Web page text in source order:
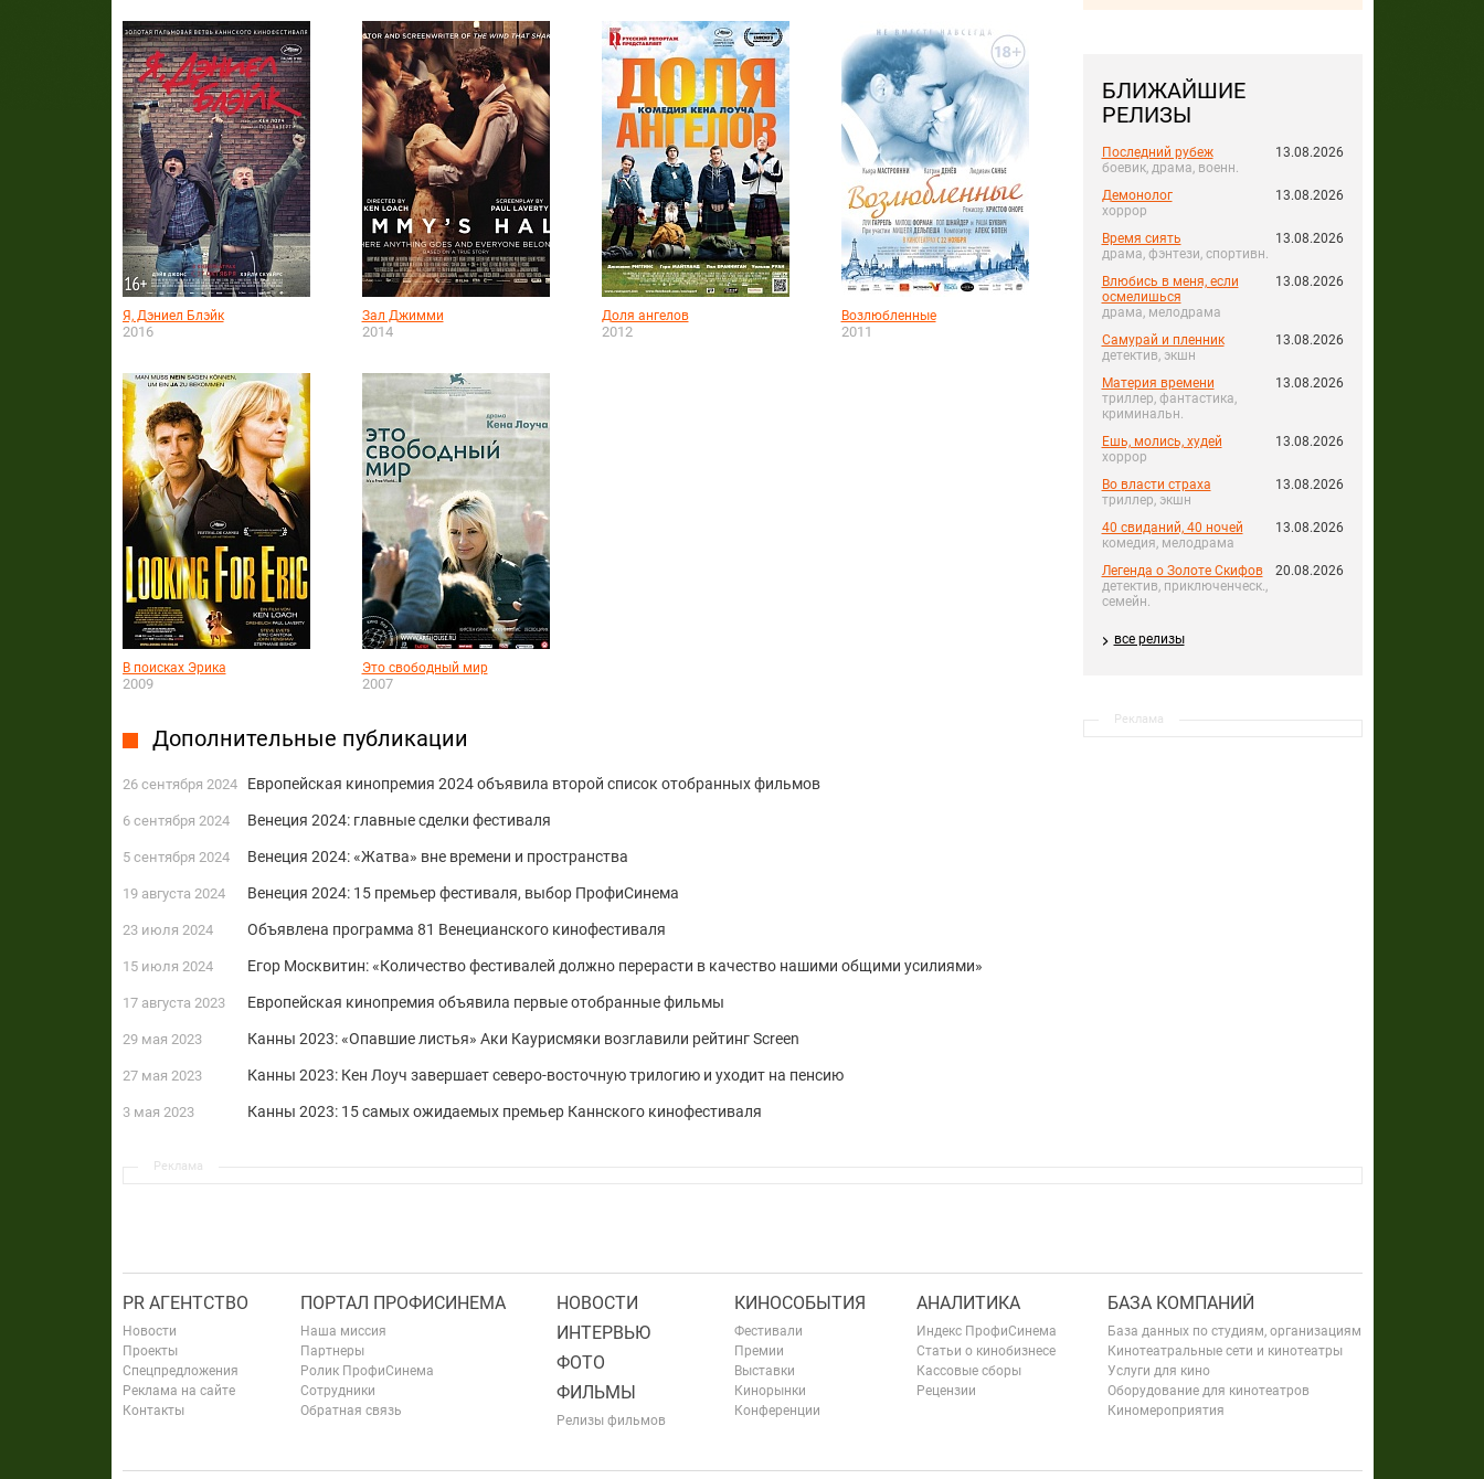
БЛИЖАЙШИЕ
РЕЛИЗЫ
Последний рубеж
боевик, драма, военн.
13.08.2026
Демонолог
хоррор
13.08.2026
Время сиять
драма, фэнтези, спортивн.
13.08.2026
Влюбись в меня, если
осмелишься
драма, мелодрама
13.08.2026
Самурай и пленник
детектив, экшн
13.08.2026
Материя времени
триллер, фантастика,
криминальн.
13.08.2026
Ешь, молись, худей
хоррор
13.08.2026
Во власти страха
триллер, экшн
13.08.2026
40 свиданий, 40 ночей
комедия, мелодрама
13.08.2026
Легенда о Золоте Скифов
детектив, приключенческ.,
семейн.
20.08.2026
все релизы
Реклама
Я, Дэниел Блэйк
2016
Зал Джимми
2014
Доля ангелов
2012
Возлюбленные
2011
В поисках Эрика
2009
Это свободный мир
2007
Дополнительные публикации
26 сентября 2024 Европейская кинопремия 2024 объявила второй список отобранных фильмов
6 сентября 2024 Венеция 2024: главные сделки фестиваля
5 сентября 2024 Венеция 2024: «Жатва» вне времени и пространства
19 августа 2024 Венеция 2024: 15 премьер фестиваля, выбор ПрофиСинема
23 июля 2024 Объявлена программа 81 Венецианского кинофестиваля
15 июля 2024 Егор Москвитин: «Количество фестивалей должно перерасти в качество нашими общими усилиями»
17 августа 2023 Европейская кинопремия объявила первые отобранные фильмы
29 мая 2023 Канны 2023: «Опавшие листья» Аки Каурисмяки возглавили рейтинг Screen
27 мая 2023 Канны 2023: Кен Лоуч завершает северо-восточную трилогию и уходит на пенсию
3 мая 2023 Канны 2023: 15 самых ожидаемых премьер Каннского кинофестиваля
Реклама
PR АГЕНТСТВО
Новости
Проекты
Спецпредложения
Реклама на сайте
Контакты
ПОРТАЛ ПРОФИСИНЕМА
Наша миссия
Партнеры
Ролик ПрофиСинема
Сотрудники
Обратная связь
НОВОСТИ
ИНТЕРВЬЮ
ФОТО
ФИЛЬМЫ
Релизы фильмов
КИНОСОБЫТИЯ
Фестивали
Премии
Выставки
Кинорынки
Конференции
АНАЛИТИКА
Индекс ПрофиСинема
Статьи о кинобизнесе
Кассовые сборы
Рецензии
БАЗА КОМПАНИЙ
База данных по студиям, организациям
Кинотеатральные сети и кинотеатры
Услуги для кино
Оборудование для кинотеатров
Киномероприятия